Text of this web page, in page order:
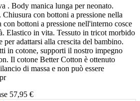
. Body manica lunga per neonato.
con bottoni a pressione nella
con bottoni a pressione nell'interno cosce
Elastico in vita. Tessuto in tricot morbido
adattarsi alla crescita del bambino.
in cotone, supporti il nostro impegno
Il cotone Better Cotton è ottenuto
di massa e non può essere
57,95 €